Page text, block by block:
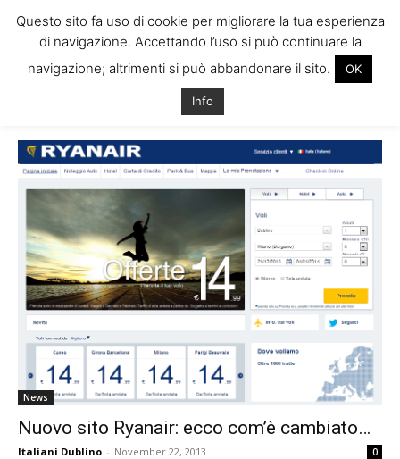
Tag: ryanair irlanda
News
Nuovo sito Ryanair: ecco com’è cambiato…
Italiani Dublino - November 22, 2013 0
Questo sito fa uso di cookie per migliorare la tua esperienza
di navigazione. Accettando l’uso si può continuare la
navigazione; altrimenti si può abbandonare il sito.
OK
Info